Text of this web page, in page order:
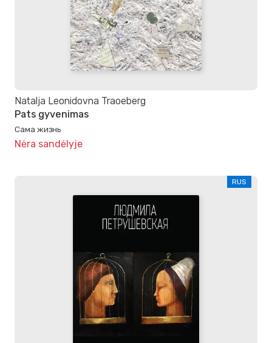
Natalja Leonidovna Traoeberg
Pats gyvenimas
Сама жизнь
Nėra sandėlyje
RUS